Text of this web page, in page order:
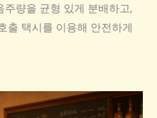
주량을 균형 있게 분배하고,
출 택시를 이용해 안전하게